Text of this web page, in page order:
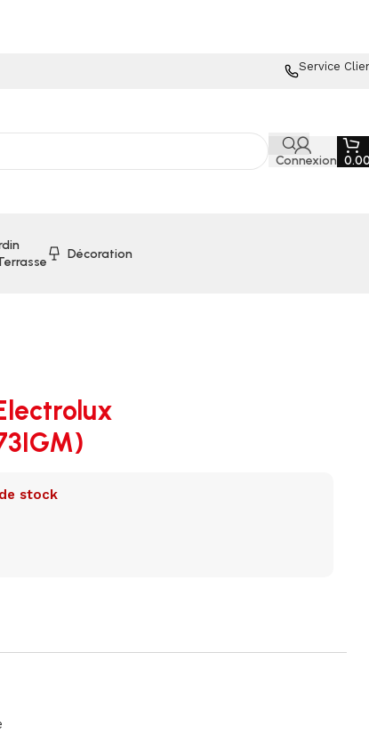
Service
Connexion
Décoration
stock